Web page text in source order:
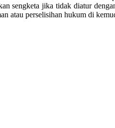
sengketa jika tidak diatur
atau perselisihan hukum di